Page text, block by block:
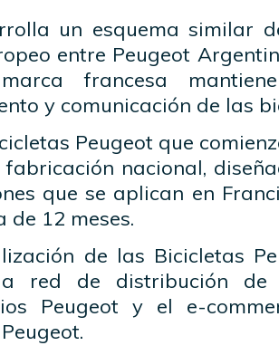
un esquema similar
entre Peugeot
francesa
y comunicación de las
Peugeot que
fabricación nacional,
que se aplican en
12 meses.
de las Bicicletas
red de distribución
Peugeot y el e-